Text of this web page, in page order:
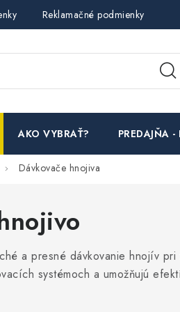
Reklamačné podmienky
AKO VYBRAŤ? PREDAJŇA
Dávkovače hnojiva
a presné dávkovanie hnojív
systémoch a umožňujú